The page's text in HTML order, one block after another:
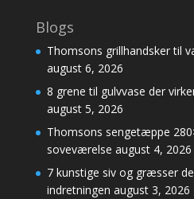
Blogs
Thomsons grillhandsker til
august 6, 2026
8 grene til gulvvase der
august 5, 2026
Thomsons sengetæppe
soveværelse august 4, 2026
7 kunstige siv og græsser
indretningen august 3, 2026